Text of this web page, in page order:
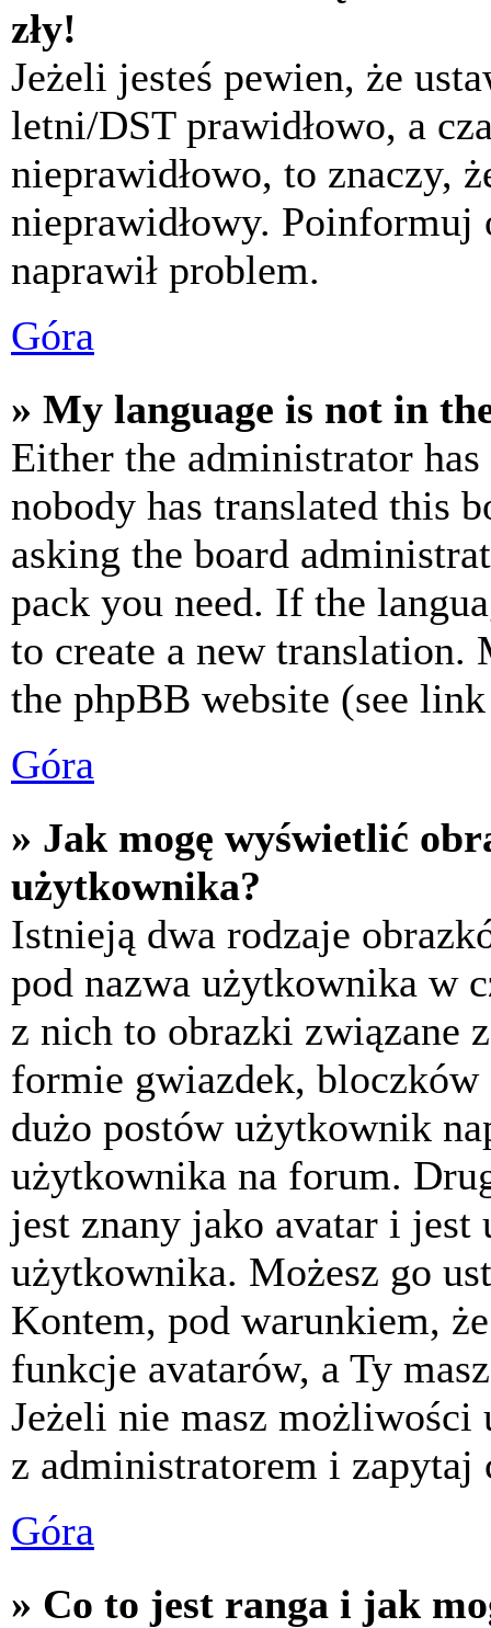
zły!
Jeżeli jesteś pewien, że
letni/DST prawidłowo, a
nieprawidłowo, to znaczy,
nieprawidłowy.
naprawił problem.
Góra
» My language is not in
Either the administrator
nobody has translated this
asking the board
pack you need. If the
to create a new
the phpBB website (see
Góra
» Jak mogę wyświetlić
użytkownika?
Istnieją dwa rodzaje
pod nazwa użytkownika w
z nich to obrazki związane
formie gwiazdek,
dużo postów użytkownik
użytkownika na forum.
jest znany jako avatar i jest
użytkownika. Możesz go
Kontem, pod warunkiem,
funkcje avatarów, a Ty
Jeżeli nie masz możliwości
z administratorem i zapytaj
Góra
» Co to jest ranga i jak